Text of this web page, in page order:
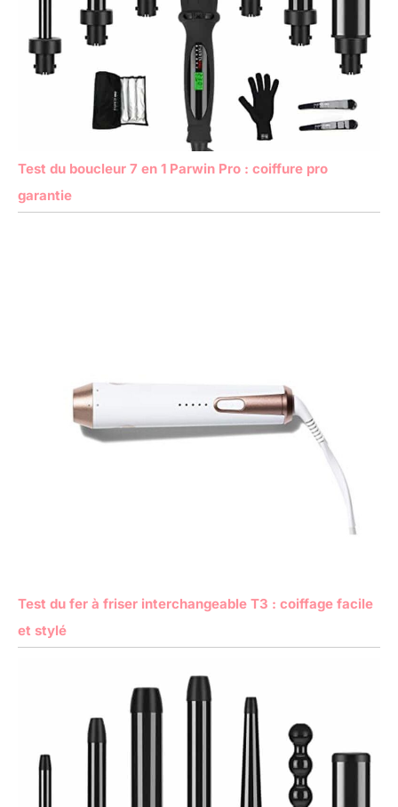
Test du boucleur 7 en 1 Parwin Pro : coiffure pro
garantie
Test du fer à friser interchangeable T3 : coiffage facile
et stylé